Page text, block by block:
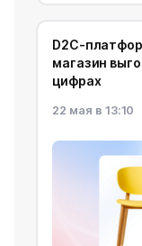
D2C-
магазин
цифрах
22 мая в 13:10